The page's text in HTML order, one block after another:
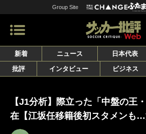
Group Site
新着 ニュース 日本代表
批評
インタビュー ビジネス
【J1分析】際立った「中盤の王
在【江坂任移籍後初スタメンも…